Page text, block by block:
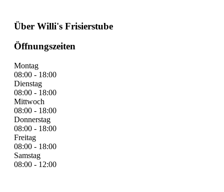
Über Willi's Frisierstube
Öffnungszeiten
Montag
08:00 - 18:00
Dienstag
08:00 - 18:00
Mittwoch
08:00 - 18:00
Donnerstag
08:00 - 18:00
Freitag
08:00 - 18:00
Samstag
08:00 - 12:00